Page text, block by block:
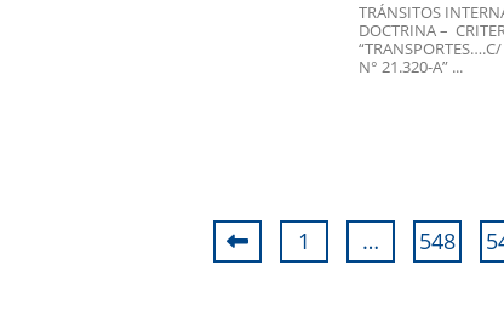
TRÁNSITOS
DOCTRINA –
N° 21.320-A” ...
1 … 548